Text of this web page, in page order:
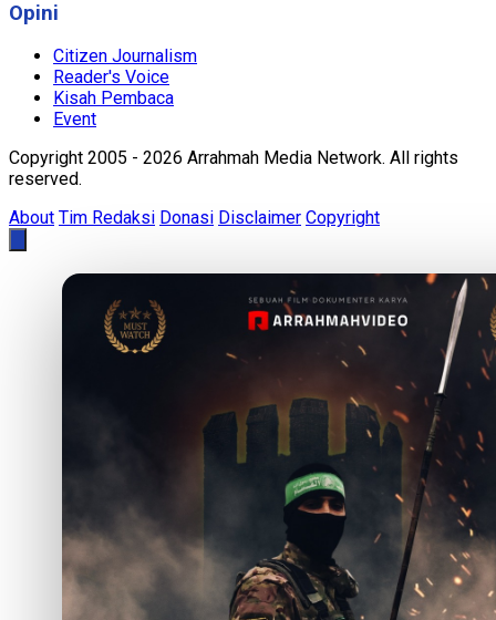
Opini
Citizen Journalism
Reader's Voice
Kisah Pembaca
Event
Copyright 2005 - 2026 Arrahmah Media Network. All rights
reserved.
About Tim Redaksi Donasi Disclaimer Copyright